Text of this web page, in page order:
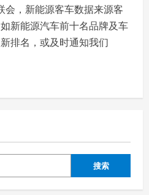
会，新能源客车数据来源客
新能源汽车前十名品牌及车
排名，或及时通知我们
搜索